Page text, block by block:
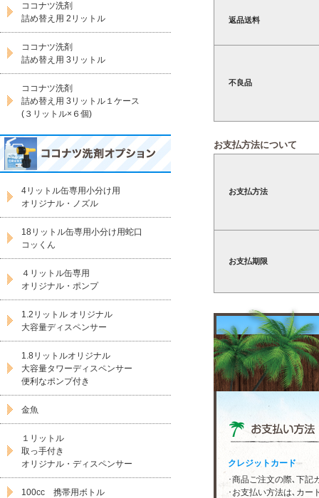
返品送料
不良品
お支払方法について
お支払方法
お支払期限
クレジットカード
･商品ご注文の際､下記
･お支払い方法は､カー
ココナツ洗剤
詰め替え用 2リットル
ココナツ洗剤
詰め替え用 3リットル
ココナツ洗剤
詰め替え用 3リットル１ケース
(３リットル×６個)
4リットル缶専用小分け用
オリジナル・ノズル
18リットル缶専用小分け用蛇口
コッくん
４リットル缶専用
オリジナル・ポンプ
1.2リットル オリジナル
大容量ディスペンサー
1.8リットルオリジナル
大容量タワーディスペンサー
便利なポンプ付き
金魚
１リットル
取っ手付き
オリジナル・ディスペンサー
100cc 携帯用ボトル